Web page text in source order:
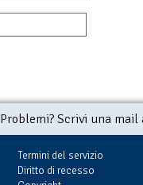
Problemi? Scrivi una
Termini del servizio
Diritto di recesso